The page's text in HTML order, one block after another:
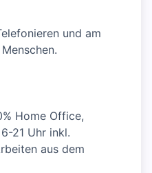
und am
Home Office,
21 Uhr inkl.
aus dem